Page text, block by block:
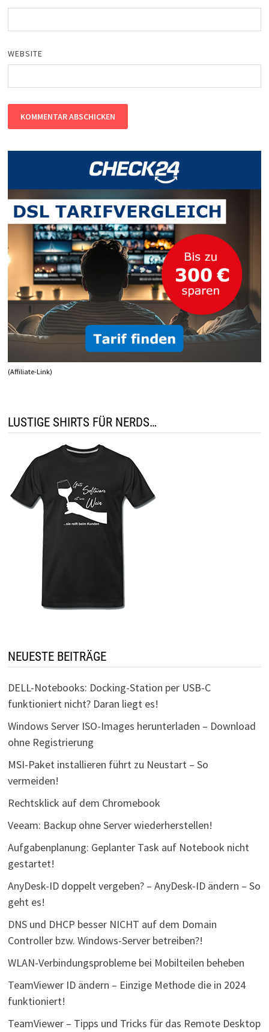
WEBSITE
(Affiliate-Link)
LUSTIGE SHIRTS FÜR NERDS…
NEUESTE BEITRÄGE
DELL-Notebooks: Docking-Station per USB-C
funktioniert nicht? Daran liegt es!
Windows Server ISO-Images herunterladen – Download
ohne Registrierung
MSI-Paket installieren führt zu Neustart – So
vermeiden!
Rechtsklick auf dem Chromebook
Veeam: Backup ohne Server wiederherstellen!
Aufgabenplanung: Geplanter Task auf Notebook nicht
gestartet!
AnyDesk-ID doppelt vergeben? – AnyDesk-ID ändern – So
geht es!
DNS und DHCP besser NICHT auf dem Domain
Controller bzw. Windows-Server betreiben?!
WLAN-Verbindungsprobleme bei Mobilteilen beheben
TeamViewer ID ändern – Einzige Methode die in 2024
funktioniert!
TeamViewer – Tipps und Tricks für das Remote Desktop